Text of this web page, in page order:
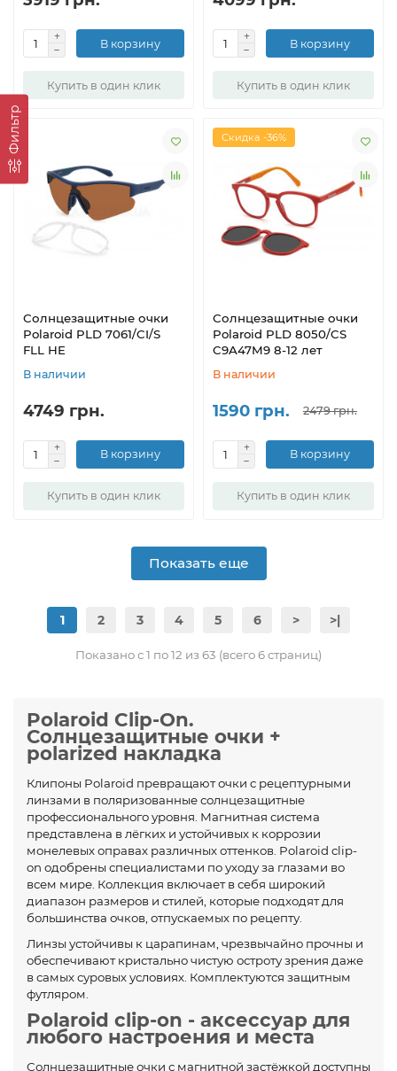
В корзину
Купить в один клик
В корзину
Купить в один клик
Солнцезащитные очки
Polaroid PLD 7061/CI/S
FLL HE
В наличии
4749 грн.
В корзину
Купить в один клик
Скидка -36%
Солнцезащитные очки
Polaroid PLD 8050/CS
C9A47M9 8-12 лет
В наличии
1590 грн. 2479 грн.
В корзину
Купить в один клик
Показать еще
1 2 3 4 5 6 > >|
Показано с 1 по 12 из 63 (всего 6 страниц)
Polaroid Clip-On.
Солнцезащитные очки +
polarized накладка
Клипоны Polaroid превращают очки c рецептурными
линзами в поляризованные солнцезащитные
профессионального уровня. Магнитная система
представлена в лёгких и устойчивых к коррозии
монелевых оправах различных оттенков. Polaroid clip-
on одобрены специалистами по уходу за глазами во
всем мире. Коллекция включает в себя широкий
диапазон размеров и стилей, которые подходят для
большинства очков, отпускаемых по рецепту.
Линзы устойчивы к царапинам, чрезвычайно прочны и
обеспечивают кристально чистую остроту зрения даже
в самых суровых условиях. Комплектуются защитным
футляром.
Polaroid clip-on - аксессуар для
любого настроения и места
Солнцезащитные очки с магнитной застёжкой доступны
Фильтр